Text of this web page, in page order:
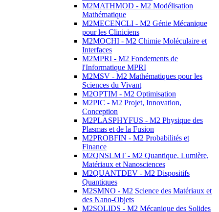
M2MATHMOD - M2 Modélisation
Mathématique
M2MECENCLI - M2 Génie Mécanique
pour les Cliniciens
M2MOCHI - M2 Chimie Moléculaire et
Interfaces
M2MPRI - M2 Fondements de
l'Informatique MPRI
M2MSV - M2 Mathématiques pour les
Sciences du Vivant
M2OPTIM - M2 Optimisation
M2PIC - M2 Projet, Innovation,
Conception
M2PLASPHYFUS - M2 Physique des
Plasmas et de la Fusion
M2PROBFIN - M2 Probabilités et
Finance
M2QNSLMT - M2 Quantique, Lumière,
Matériaux et Nanosciences
M2QUANTDEV - M2 Dispositifs
Quantiques
M2SMNO - M2 Science des Matériaux et
des Nano-Objets
M2SOLIDS - M2 Mécanique des Solides